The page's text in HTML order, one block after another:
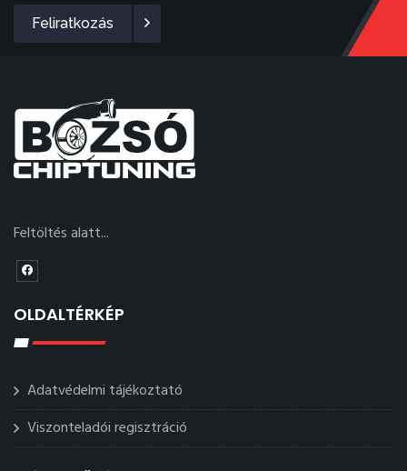
Feliratkozás
Feltöltés alatt...
OLDALTÉRKÉP
Adatvédelmi tájékoztató
Viszonteladói regisztráció